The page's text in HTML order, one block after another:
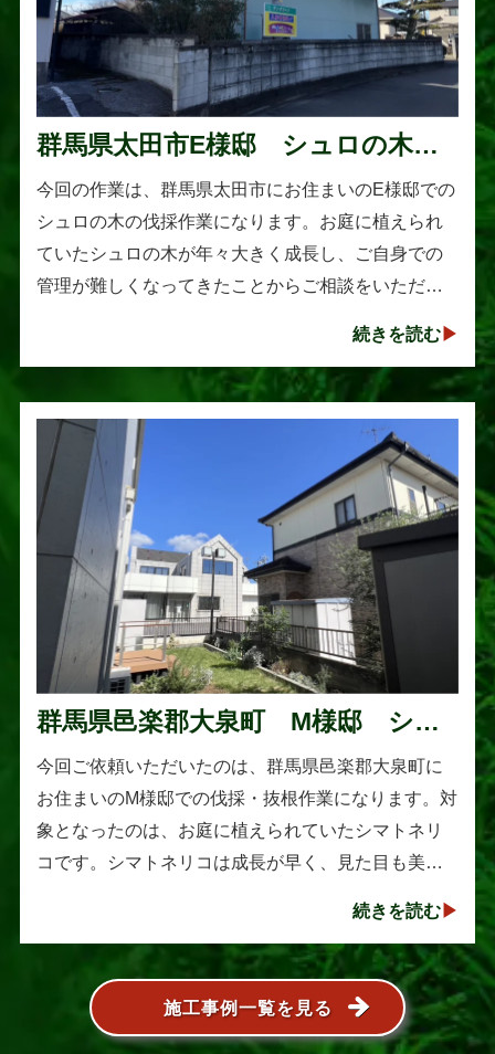
群馬県太田市E様邸 シュロの木の
伐採作業
今回の作業は、群馬県太田市にお住まいのE様邸での
シュロの木の伐採作業になります。お庭に植えられ
ていたシュロの木が年々大きく成長し、ご自身での
管理が難しくなってきたことからご相談をいただき
続きを読む
群馬県邑楽郡大泉町 M様邸 シマ
トネリコの伐採と抜根作業
今回ご依頼いただいたのは、群馬県邑楽郡大泉町に
お住まいのM様邸での伐採・抜根作業になります。対
象となったのは、お庭に植えられていたシマトネリ
コです。シマトネリコは成長が早く、見た目も美し
続きを読む
施工事例一覧を見る